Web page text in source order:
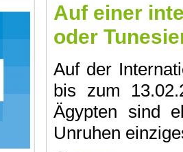
Auf einer
oder
Auf der
bis zum
Ägypten sind
Unruhen